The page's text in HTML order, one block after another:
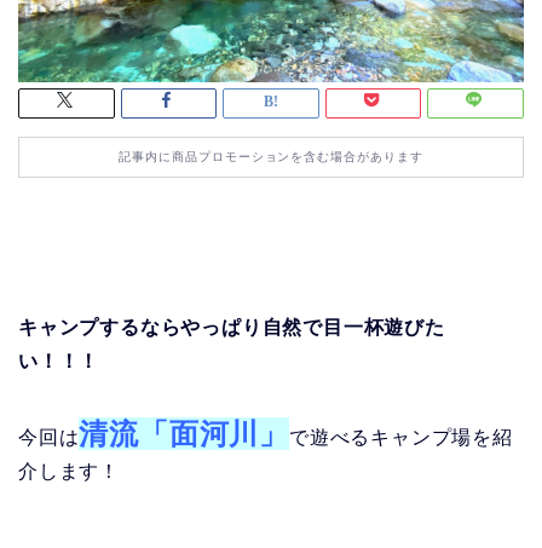
記事内に商品プロモーションを含む場合があります
キャンプするならやっぱり自然で目一杯遊びた
い！！！
今回は清流「面河川」
で遊べるキャンプ場を紹
介します！